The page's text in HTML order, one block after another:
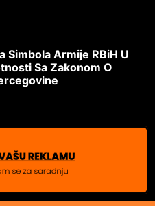
Simbola Armije RBiH U
Sa Zakonom O